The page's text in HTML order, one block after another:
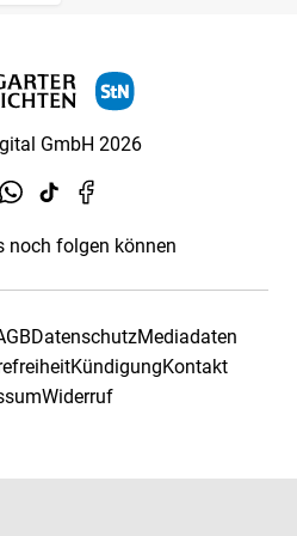
GmbH 2026
noch folgen können
DatenschutzMediadaten
KündigungKontakt
Widerruf